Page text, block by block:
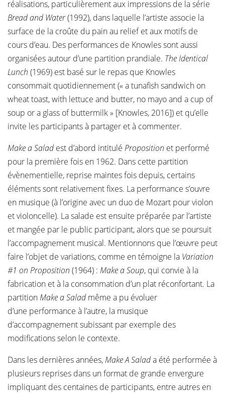
réalisations, particulièrement aux impressions de la série
Bread and Water(1992), dans laquelle l’artiste associe la
surface de la croûte du pain au relief et aux motifs de
cours d’eau. Des performances de Knowles sont aussi
organisées autour d’une partition prandiale. The Identical
Lunch (1969) est basé sur le repas que Knowles
consommait quotidiennement (« a tunafish sandwich on
wheat toast, with lettuce and butter, no mayo and a cup of
soup or a glass of buttermilk » [Knowles, 2016]) et qu’elle
invite les participants à partager et à commenter.
Make a Saladest d’abord intitulé Proposition et performé
pour la première fois en 1962. Dans cette partition
évènementielle, reprise maintes fois depuis, certains
éléments sont relativement fixes. La performance s’ouvre
en musique (à l’origine avec un duo de Mozart pour violon
et violoncelle). La salade est ensuite préparée par l’artiste
et mangée par le public participant, alors que se poursuit
l’accompagnement musical. Mentionnons que l’œuvre peut
faire l’objet de variations, comme en témoigne la Variation
#1 on Proposition (1964) : Make a Soup, qui convie à la
fabrication et à la consommation d’un plat réconfortant. La
partition Make a Saladmême a pu évoluer
d’une performance à l’autre, la musique
d’accompagnement subissant par exemple des
modifications selon le contexte.
Dans les dernières années, Make A Salada été performée à
plusieurs reprises dans un format de grande envergure
impliquant des centaines de participants, entre autres en